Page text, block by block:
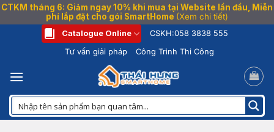
CTKM tháng 6: Giảm ngay 10% khi mua tại Website lần đầu, Miễn
phí lắp đặt cho gói SmartHome (Xem chi tiết)
dung
Catalogue Online CSKH:058 3838 555
Tư vấn giải pháp
Công Trình Thi Công